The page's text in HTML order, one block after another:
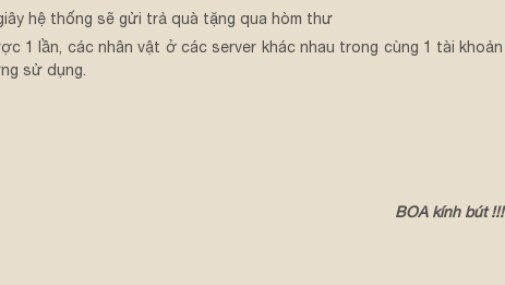
hệ thống sẽ gửi trả quà tặng qua hòm thư
1 lần, các nhân vật ở các server khác nhau trong cùng 1 tài khoản
sử dụng.
BOA kính bút !!!